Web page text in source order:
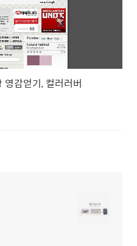
감얻기, 컬러러버